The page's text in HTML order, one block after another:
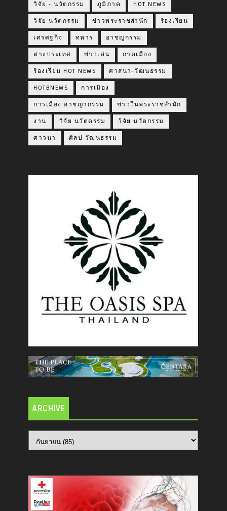
วิจัย - นวัตกรรม ภูมิภาค HOT NEWS
วิจัย นว้ตกรรม ข่าวพระราชสำนัก ร้องเรียน
เศรศฐกิจ ทหาร อาชญกรรม
ต่างประเทศ ข่าวเด่น กาคเมือง
ร้องเรียน HOT NEWS ศาสนา-วัฒนธรรม
HOTBNEWS การเมิอง
การเมือง อาชญากรรม ข่าวในพระราชสำนัก
งาน วิจัย นวัตดรรม ว้จัย นวัตกรรม
ศาวนา ศิลป วัฒนธรรม
ARCHIVE